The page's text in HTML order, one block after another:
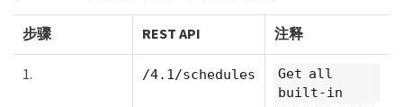
步骤 REST API 注释
1. /4.1/schedules
Get all
built-in